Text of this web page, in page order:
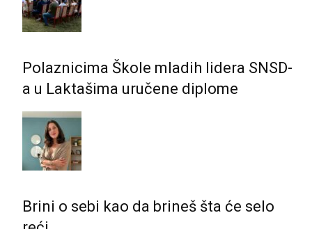
Polaznicima Škole mladih lidera SNSD-
a u Laktašima uručene diplome
Brini o sebi kao da brineš šta će selo